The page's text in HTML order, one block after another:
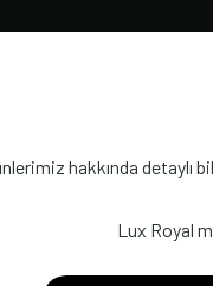
hakkında detaylı
Lux Royal